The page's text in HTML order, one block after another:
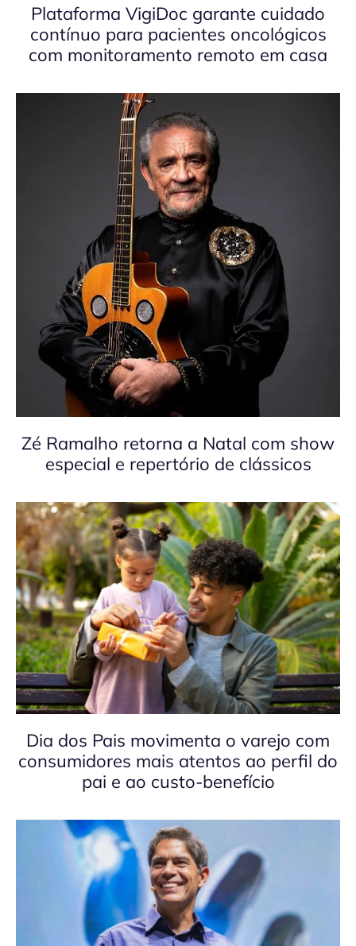
Plataforma VigiDoc garante cuidado
contínuo para pacientes oncológicos
com monitoramento remoto em casa
Zé Ramalho retorna a Natal com show
especial e repertório de clássicos
Dia dos Pais movimenta o varejo com
consumidores mais atentos ao perfil do
pai e ao custo-benefício